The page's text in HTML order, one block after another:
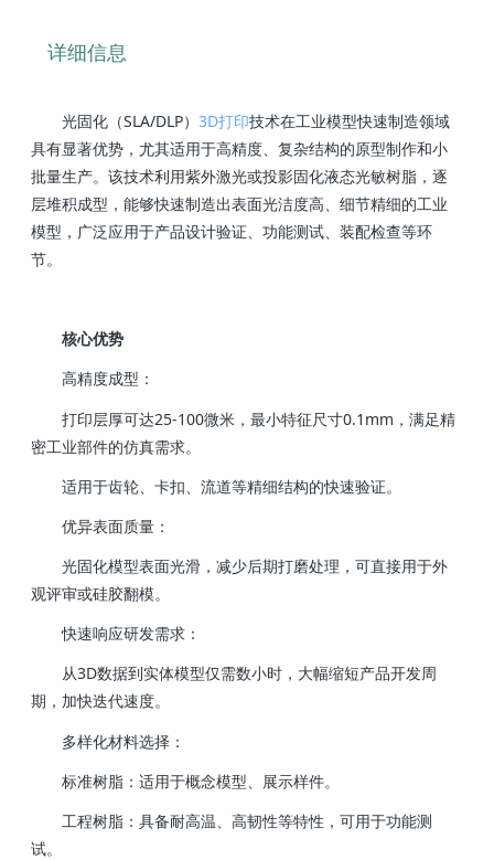
详细信息
光固化（SLA/DLP）3D打印技术在工业模型快速制造领域
具有显著优势，尤其适用于高精度、复杂结构的原型制作和小
批量生产。该技术利用紫外激光或投影固化液态光敏树脂，逐
层堆积成型，能够快速制造出表面光洁度高、细节精细的工业
模型，广泛应用于产品设计验证、功能测试、装配检查等环
节。
核心优势
高精度成型：
打印层厚可达25-100微米，最小特征尺寸0.1mm，满足精
密工业部件的仿真需求。
适用于齿轮、卡扣、流道等精细结构的快速验证。
优异表面质量：
光固化模型表面光滑，减少后期打磨处理，可直接用于外
观评审或硅胶翻模。
快速响应研发需求：
从3D数据到实体模型仅需数小时，大幅缩短产品开发周
期，加快迭代速度。
多样化材料选择：
标准树脂：适用于概念模型、展示样件。
工程树脂：具备耐高温、高韧性等特性，可用于功能测
试。